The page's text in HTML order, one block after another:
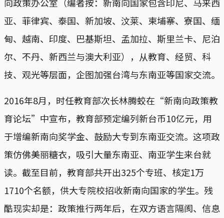
向政策办公室（编者按：新南向国家包含印尼、马来西
亚、菲律宾、泰国、新加坡、汶莱、柬埔寨、寮国、缅
甸、越南、印度、巴基斯坦、孟加拉、斯里兰卡、尼泊
尔、不丹、新西兰与澳大利亚），从教育、经贸、科
技、观光等层面，企图加强台湾与东南亚等国家交流。
2016年8月，时任教育部次长林腾蛟在“新南向政策教
育论坛”中宣布，教育部预定编列新台币10亿元，用
于增编新南向奖学金、鼓励大专到东南亚交流。这项政
策仿佛美丽糖衣，吸引大量东南亚、南亚学生来台就
读。截至目前，教育部共开出325个专班、核定1万
1710个名额，供大专院校招收新南向国家的学生。残
酷现实却是：政策推行两年后，在双方语言隔阂、信息